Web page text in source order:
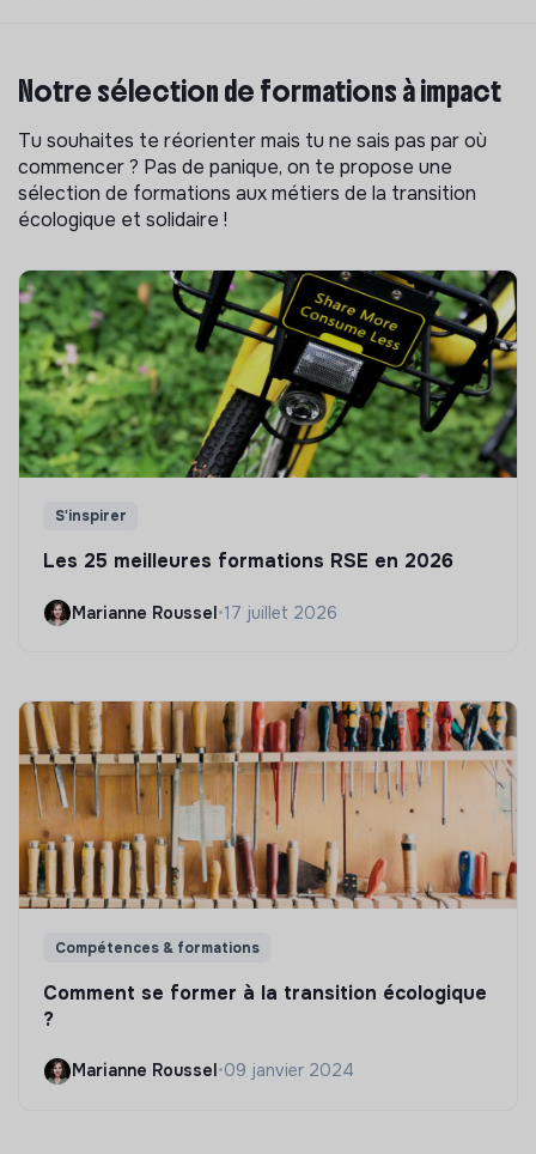
Notre sélection de formations à impact
Tu souhaites te réorienter mais tu ne sais pas par où
commencer ? Pas de panique, on te propose une
sélection de formations aux métiers de la transition
écologique et solidaire !
S'inspirer
Les 25 meilleures formations RSE en 2026
Marianne Roussel•17 juillet 2026
Compétences & formations
Comment se former à la transition écologique
?
Marianne Roussel •09 janvier 2024